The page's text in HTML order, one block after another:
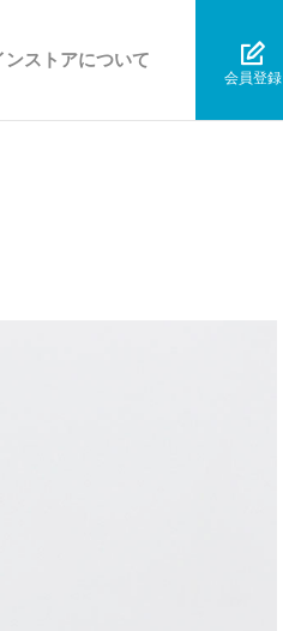
ストアについて
会員登録